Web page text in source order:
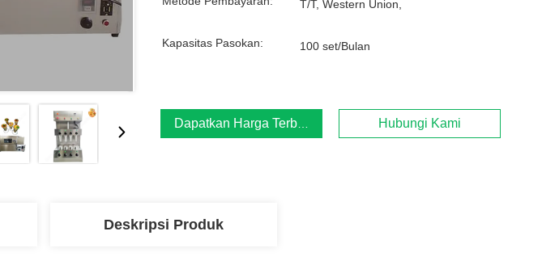
T/T, Western Union,
Kapasitas Pasokan: 100 set/Bulan
Dapatkan Harga Terbaik Hubungi Kami
Deskripsi Produk